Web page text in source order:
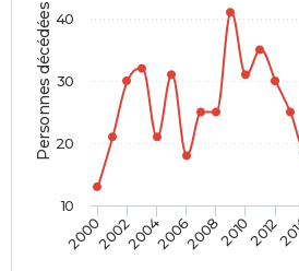
Personnes décédées
2000200220042006200820102012
10
20
30
40